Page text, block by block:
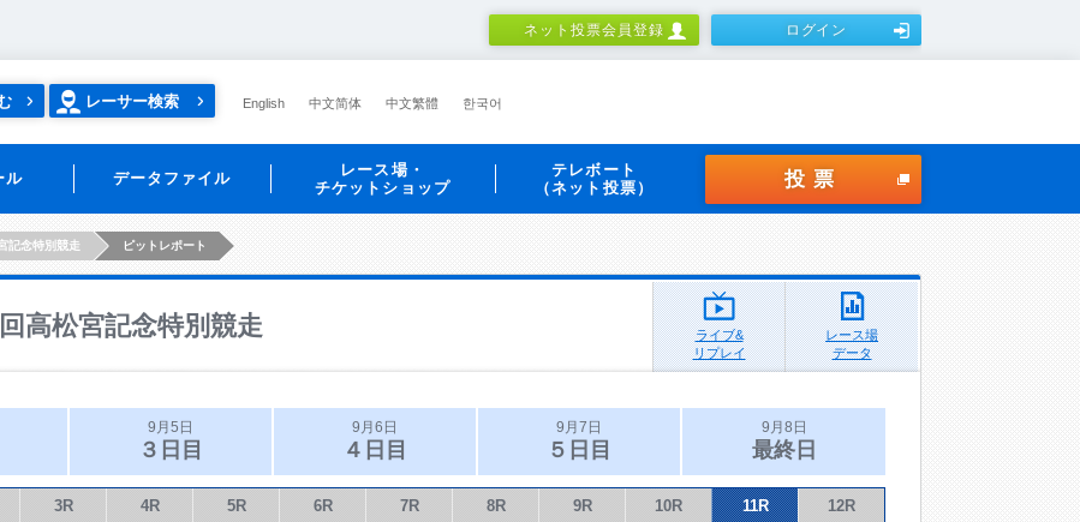
ネット投票会員登録 ログイン
レーサー検索 English 中文简体 中文繁體 한국어
ル データファイル
レース場・
チケットショップ
テレボート
（ネット投票）
投票
記念特別競走 ピットレポート
高松宮記念特別競走
ライブ&
リプレイ
レース場
データ
9月5日
３日目
9月6日
４日目
9月7日
５日目
9月8日
最終日
3R 4R 5R 6R 7R 8R 9R 10R 11R 12R